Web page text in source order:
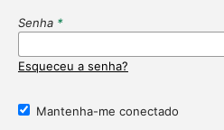
Senha *
Esqueceu a senha?
Mantenha-me conectado